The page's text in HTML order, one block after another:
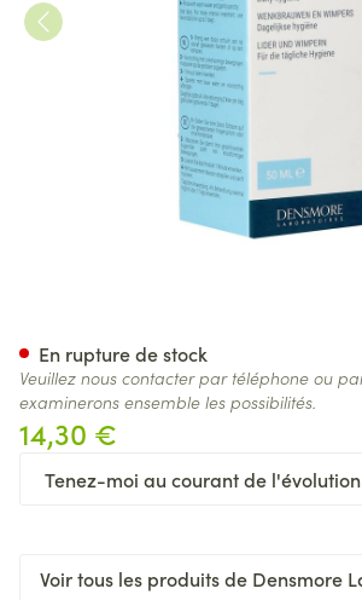
14,30 €
Tenez-moi au courant de l'évolution
En rupture de stock
Veuillez nous contacter par téléphone ou
examinerons ensemble les possibilités.
Voir tous les produits de Densmore